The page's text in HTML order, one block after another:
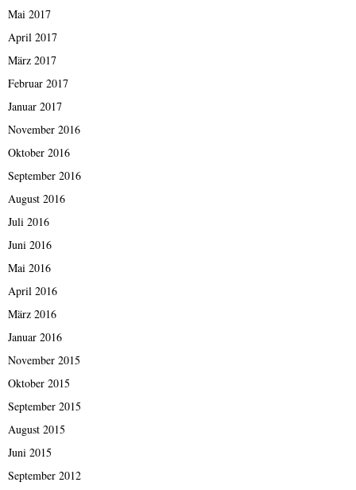
Mai 2017
April 2017
März 2017
Februar 2017
Januar 2017
November 2016
Oktober 2016
September 2016
August 2016
Juli 2016
Juni 2016
Mai 2016
April 2016
März 2016
Januar 2016
November 2015
Oktober 2015
September 2015
August 2015
Juni 2015
September 2012